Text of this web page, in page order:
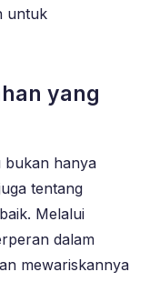
untuk
yang
bukan hanya
tentang
Melalui
dalam
mewariskannya